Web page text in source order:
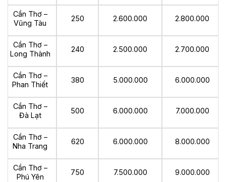
Cần Thơ –
Vũng Tàu
250 2.600.000 2.800.000
Cần Thơ –
Long Thành
240 2.500.000 2.700.000
Cần Thơ –
Phan Thiết
380 5.000.000 6.000.000
Cần Thơ –
Đà Lạt
500 6.000.000 7.000.000
Cần Thơ –
Nha Trang
620 6.000.000 8.000.000
Cần Thơ –
Phú Yên
750 7.500.000 9.000.000